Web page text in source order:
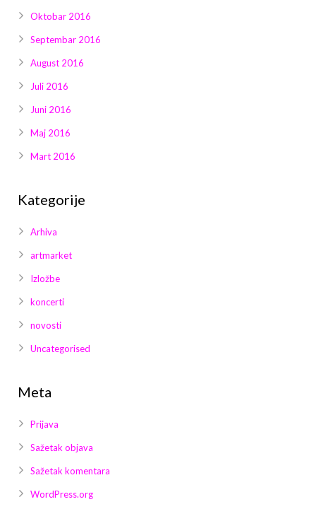
Oktobar 2016
Septembar 2016
August 2016
Juli 2016
Juni 2016
Maj 2016
Mart 2016
Kategorije
Arhiva
artmarket
Izložbe
koncerti
novosti
Uncategorised
Meta
Prijava
Sažetak objava
Sažetak komentara
WordPress.org